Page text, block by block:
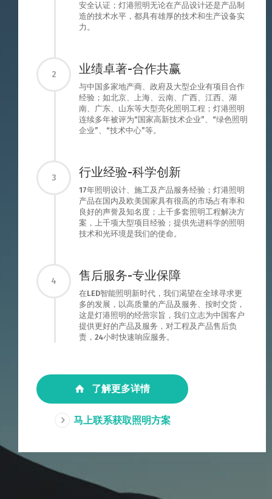
安全认证；灯港照明无论在产品设计还是产品制
造的技术水平，都具有雄厚的技术和生产设备实
力。
2 业绩卓著-合作共赢
与中国多家地产商、政府及大型企业有项目合作
经验；如北京、上海、云南、广西、江西、湖
南、广东、山东等大型亮化照明工程；灯港照明
连续多年被评为“国家高新技术企业”、“绿色照明
企业”、“技术中心”等。
3 行业经验-科学创新
17年照明设计、施工及产品服务经验；灯港照明
产品在国内及欧美国家具有很高的市场占有率和
良好的声誉及知名度；上千多套照明工程解决方
案，上千项大型项目经验；提供先进科学的照明
技术和光环境是我们的使命。
4 售后服务-专业保障
在LED智能照明新时代，我们渴望在全球寻求更
多的发展，以高质量的产品及服务、按时交货，
这是灯港照明的经营宗旨，我们立志为中国客户
提供更好的产品及服务，对工程及产品售后负
责，24小时快速响应服务。
了解更多详情
马上联系获取照明方案